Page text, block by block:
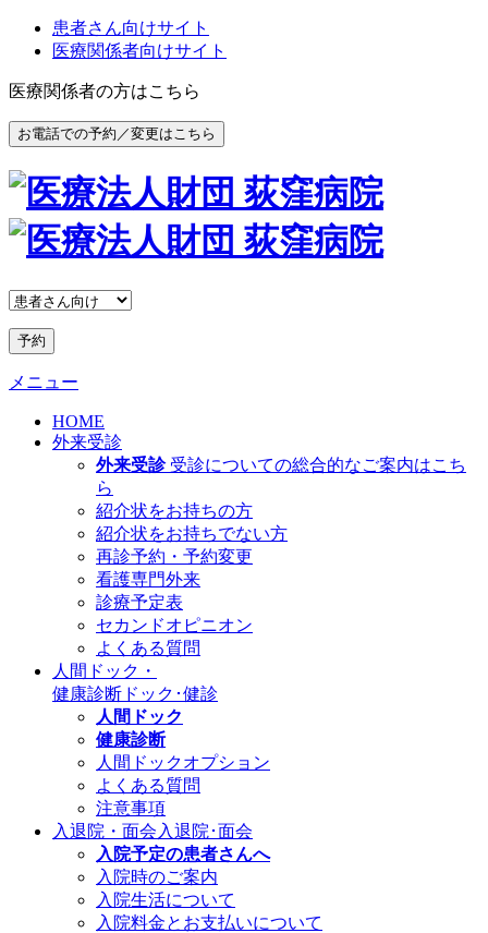
患者さん向けサイト
医療関係者向けサイト
医療関係者の方はこちら
お電話での予約／変更はこちら
予約
メニュー
HOME
外来受診
外来受診 受診についての総合的なご案内はこち
ら
紹介状をお持ちの方
紹介状をお持ちでない方
再診予約・予約変更
看護専門外来
診療予定表
セカンドオピニオン
よくある質問
人間ドック・
健康診断 ドック･健診
人間ドック
健康診断
人間ドックオプション
よくある質問
注意事項
入退院・面会 入退院･面会
入院予定の患者さんへ
入院時のご案内
入院生活について
入院料金とお支払いについて